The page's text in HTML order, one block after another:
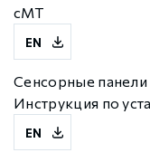
сMT
EN
Сенсорные панели
Инструкция по
EN